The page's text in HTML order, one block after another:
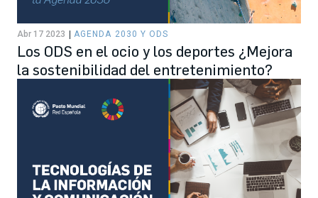
Abr 17 2023 AGENDA 2030 Y ODS
Los ODS en el ocio y los deportes ¿Mejora
la sostenibilidad del entretenimiento?